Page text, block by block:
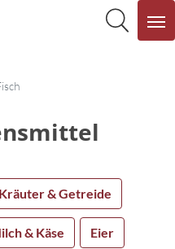
Kräuter & Getreide
& Käse Eier